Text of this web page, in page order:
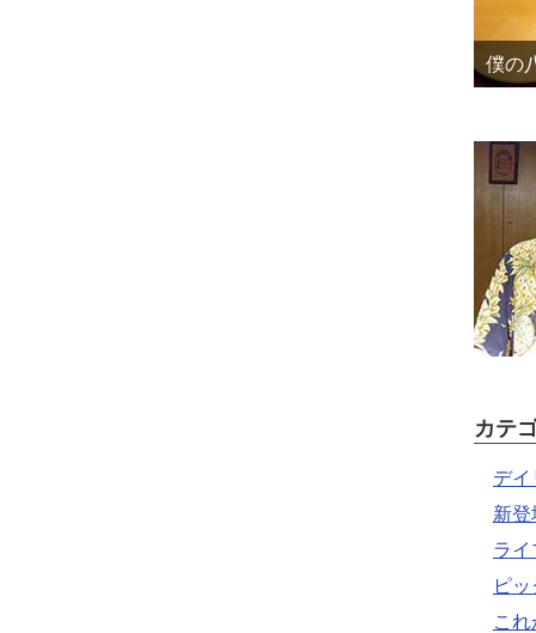
僕の
カテ
デイ
新登
ライ
ピ
こ